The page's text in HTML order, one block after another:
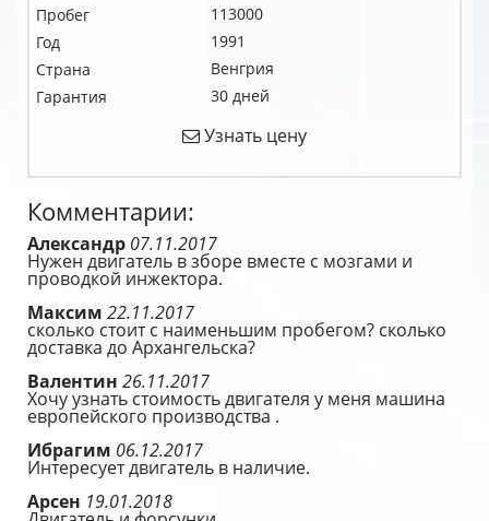
Пробег
113000
Год
1991
Страна
Венгрия
Гарантия
30 дней
Узнать цену
Комментарии:
Александр 07.11.2017
Нужен двигатель в зборе вместе с мозгами и
проводкой инжектора.
Максим 22.11.2017
сколько стоит с наименьшим пробегом? сколько
доставка до Архангельска?
Валентин 26.11.2017
Хочу узнать стоимость двигателя у меня машина
европейского производства .
Ибрагим 06.12.2017
Интересует двигатель в наличие.
Арсен 19.01.2018